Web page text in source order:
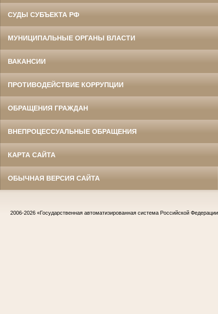
СУДЫ СУБЪЕКТА РФ
МУНИЦИПАЛЬНЫЕ ОРГАНЫ ВЛАСТИ
ВАКАНСИИ
ПРОТИВОДЕЙСТВИЕ КОРРУПЦИИ
ОБРАЩЕНИЯ ГРАЖДАН
ВНЕПРОЦЕССУАЛЬНЫЕ ОБРАЩЕНИЯ
КАРТА САЙТА
ОБЫЧНАЯ ВЕРСИЯ САЙТА
2006-2026 «Государственная автоматизированная система Российской